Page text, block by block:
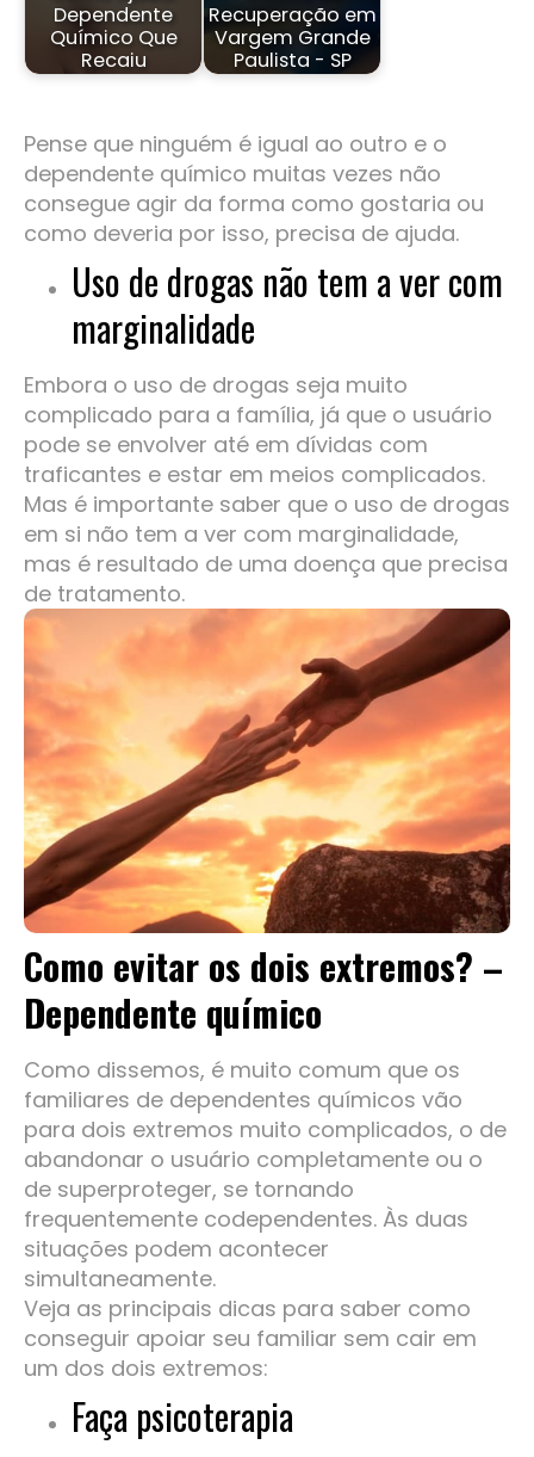
Dependente
Químico Que
Recaiu
Recuperação em
Vargem Grande
Paulista - SP
Pense que ninguém é igual ao outro e o
dependente químico muitas vezes não
consegue agir da forma como gostaria ou
como deveria por isso, precisa de ajuda.
Uso de drogas não tem a ver com
marginalidade
Embora o uso de drogas seja muito
complicado para a família, já que o usuário
pode se envolver até em dívidas com
traficantes e estar em meios complicados.
Mas é importante saber que o uso de drogas
em si não tem a ver com marginalidade,
mas é resultado de uma doença que precisa
de tratamento.
Como evitar os dois extremos? –
Dependente químico
Como dissemos, é muito comum que os
familiares de dependentes químicos vão
para dois extremos muito complicados, o de
abandonar o usuário completamente ou o
de superproteger, se tornando
frequentemente codependentes. Às duas
situações podem acontecer
simultaneamente.
Veja as principais dicas para saber como
conseguir apoiar seu familiar sem cair em
um dos dois extremos:
Faça psicoterapia